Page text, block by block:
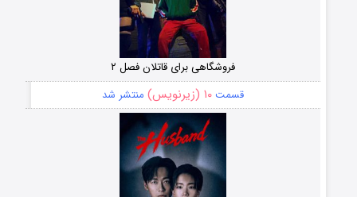
فروشگاهی برای قاتلان فصل ۲
قسمت۱۰ (زیرنویس) منتشر شد